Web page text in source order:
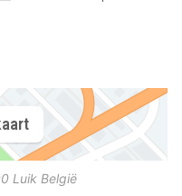
Luik België